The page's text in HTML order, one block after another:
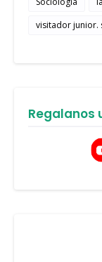
visitador junior.
Regalanos